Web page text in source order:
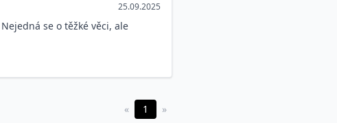
25.09.2025
se o těžké věci, ale
« 1 »